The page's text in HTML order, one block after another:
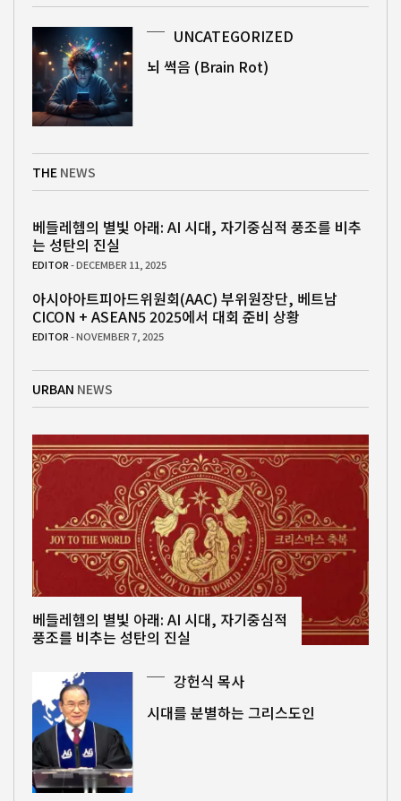
UNCATEGORIZED
뇌 썩음 (Brain Rot)
THE NEWS
베들레헴의 별빛 아래: AI 시대, 자기중심적 풍조를 비추
는 성탄의 진실
EDITOR- DECEMBER 11, 2025
아시아아트피아드위원회(AAC) 부위원장단, 베트남
CICON + ASEAN5 2025에서 대회 준비 상황
EDITOR- NOVEMBER 7, 2025
URBAN NEWS
베들레헴의 별빛 아래: AI 시대, 자기중심적
풍조를 비추는 성탄의 진실
강헌식 목사
시대를 분별하는 그리스도인